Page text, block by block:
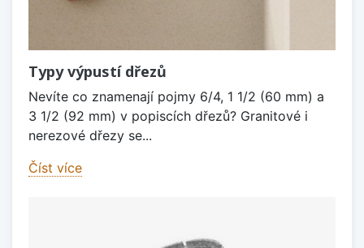
Typy výpustí dřezů
Nevíte co znamenají pojmy 6/4, 1 1/2 (60 mm) a
3 1/2 (92 mm) v popiscích dřezů? Granitové i
nerezové dřezy se...
Číst více